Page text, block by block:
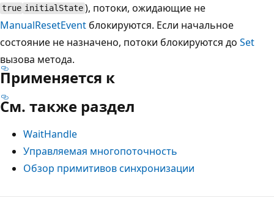
true initialState), потоки, ожидающие не
ManualResetEvent блокируются. Если начальное
состояние не назначено, потоки блокируются до Set
вызова метода.
Применяется к
См. также раздел
WaitHandle
Управляемая многопоточность
Обзор примитивов синхронизации
Режим